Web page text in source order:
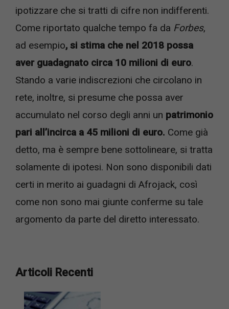
ipotizzare che si tratti di cifre non indifferenti.
Come riportato qualche tempo fa da Forbes,
ad esempio, si stima che nel 2018 possa
aver guadagnato circa 10 milioni di euro.
Stando a varie indiscrezioni che circolano in
rete, inoltre, si presume che possa aver
accumulato nel corso degli anni un patrimonio
pari all’incirca a 45 milioni di euro. Come già
detto, ma è sempre bene sottolineare, si tratta
solamente di ipotesi. Non sono disponibili dati
certi in merito ai guadagni di Afrojack, così
come non sono mai giunte conferme su tale
argomento da parte del diretto interessato.
Articoli Recenti